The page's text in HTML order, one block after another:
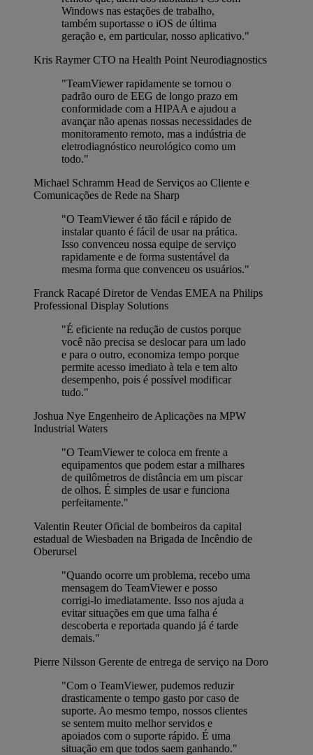
Windows nas estações de trabalho,
também suportasse o iOS de última
geração e, em particular, nosso aplicativo."
Kris Raymer CTO na Health Point Neurodiagnostics
"TeamViewer rapidamente se tornou o
padrão ouro de EEG de longo prazo em
conformidade com a HIPAA e ajudou a
avançar não apenas nossas necessidades de
monitoramento remoto, mas a indústria de
eletrodiagnóstico neurológico como um
todo."
Michael Schramm Head de Serviços ao Cliente e
Comunicações de Rede na Sharp
"O TeamViewer é tão fácil e rápido de
instalar quanto é fácil de usar na prática.
Isso convenceu nossa equipe de serviço
rapidamente e de forma sustentável da
mesma forma que convenceu os usuários."
Franck Racapé Diretor de Vendas EMEA na Philips
Professional Display Solutions
"É eficiente na redução de custos porque
você não precisa se deslocar para um lado
e para o outro, economiza tempo porque
permite acesso imediato à tela e tem alto
desempenho, pois é possível modificar
tudo."
Joshua Nye Engenheiro de Aplicações na MPW
Industrial Waters
"O TeamViewer te coloca em frente a
equipamentos que podem estar a milhares
de quilômetros de distância em um piscar
de olhos. É simples de usar e funciona
perfeitamente."
Valentin Reuter Oficial de bombeiros da capital
estadual de Wiesbaden na Brigada de Incêndio de
Oberursel
"Quando ocorre um problema, recebo uma
mensagem do TeamViewer e posso
corrigi-lo imediatamente. Isso nos ajuda a
evitar situações em que uma falha é
descoberta e reportada quando já é tarde
demais."
Pierre Nilsson Gerente de entrega de serviço na Doro
"Com o TeamViewer, pudemos reduzir
drasticamente o tempo gasto por caso de
suporte. Ao mesmo tempo, nossos clientes
se sentem muito melhor servidos e
apoiados com o suporte rápido. É uma
situação em que todos saem ganhando."